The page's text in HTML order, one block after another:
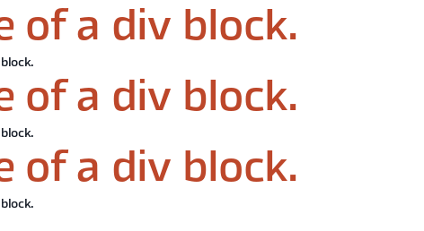
of a div block.
of a div block.
of a div block.